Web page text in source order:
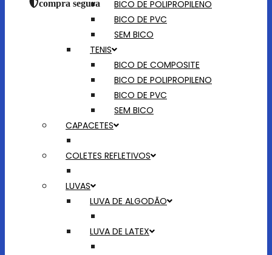
compra segura
BICO DE POLIPROPILENO
BICO DE PVC
SEM BICO
TENIS
BICO DE COMPOSITE
BICO DE POLIPROPILENO
BICO DE PVC
SEM BICO
CAPACETES
COLETES REFLETIVOS
LUVAS
LUVA DE ALGODÃO
LUVA DE LATEX